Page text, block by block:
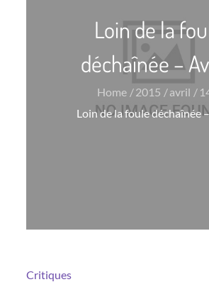
Loin de la
déchaînée –
Home 2015 avril
Loin de la foule déchaînée
Critiques